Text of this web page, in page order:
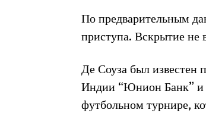
По предварительным
приступа. Вскрытие не
Де Соуза был известен
Индии “Юнион Банк” и
футбольном турнире,